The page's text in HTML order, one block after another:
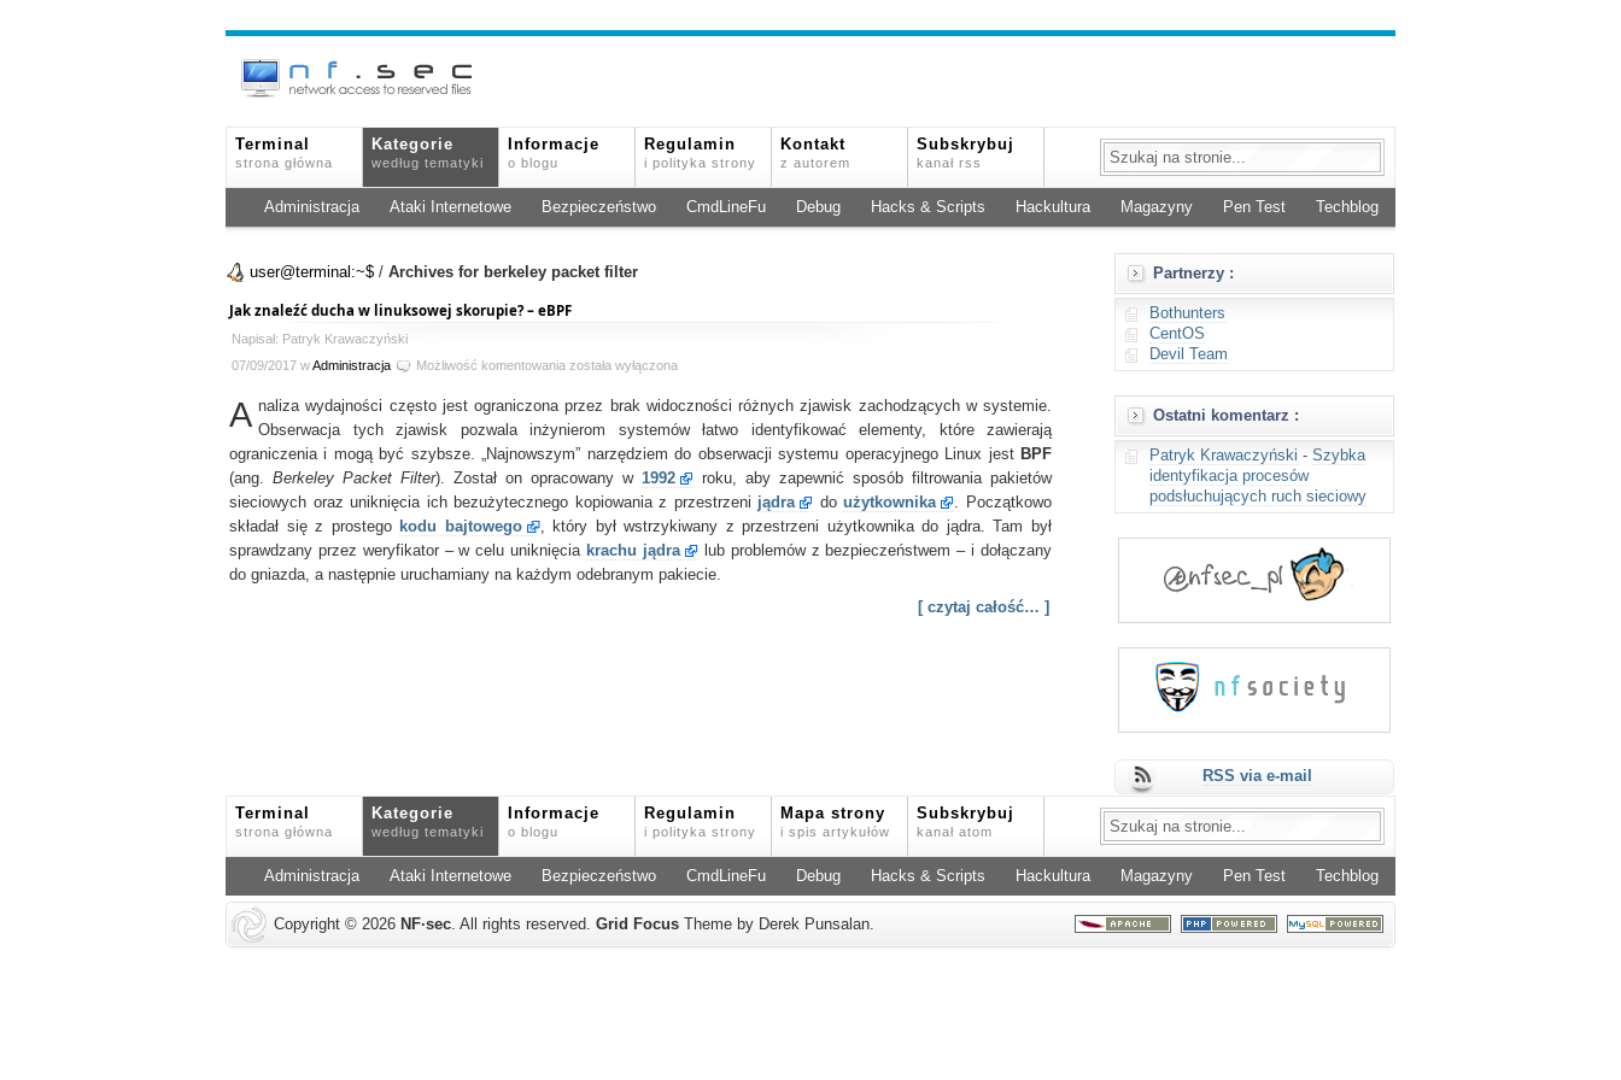
Terminal
strona główna
Kategorie
według tematyki
Informacje
o blogu
Regulamin
i polityka strony
Kontakt
z autorem
Subskrybuj
kanał rss
Administracja Ataki Internetowe Bezpieczeństwo CmdLineFu Debug Hacks & Scripts Hackultura Magazyny Pen Test Techblog
user@terminal:~$ / Archives for berkeley packet filter
Jak znaleźć ducha w linuksowej skorupie? – eBPF
Napisał: Patryk Krawaczyński
07/09/2017 wAdministracja Możliwość komentowania Jak
ducha
w
linuksowej
skorupie?
–
eBPF
została wyłączona
A naliza wydajności często jest ograniczona przez brak widoczności różnych zjawisk zachodzących w systemie.
Obserwacja tych zjawisk pozwala inżynierom systemów łatwo identyfikować elementy, które zawierają
ograniczenia i mogą być szybsze. „Najnowszym” narzędziem do obserwacji systemu operacyjnego Linux jest BPF
(ang. Berkeley Packet Filter). Został on opracowany w 1992
roku, aby zapewnić sposób filtrowania pakietów
sieciowych oraz uniknięcia ich bezużytecznego kopiowania z przestrzeni jądra doużytkownika
. Początkowo
składał się z prostego kodu bajtowego
, który był wstrzykiwany z przestrzeni użytkownika do jądra. Tam był
sprawdzany przez weryfikator – w celu uniknięcia krachu jądra
lub problemów z bezpieczeństwem – i dołączany
do gniazda, a następnie uruchamiany na każdym odebranym pakiecie.
[ czytaj całość… ]
Partnerzy :
Bothunters
CentOS
Devil Team
Ostatni komentarz :
Patryk Krawaczyński - Szybka
identyfikacja procesów
podsłuchujących ruch sieciowy
RSS via e-mail
Terminal
strona główna
Kategorie
według tematyki
Informacje
o blogu
Regulamin
i polityka strony
Mapa strony
i spis artykułów
Subskrybuj
kanał atom
Administracja Ataki Internetowe Bezpieczeństwo CmdLineFu Debug Hacks & Scripts Hackultura Magazyny Pen Test Techblog
Copyright © 2026 NF·sec. All rights reserved. Grid Focus Theme by Derek Punsalan.